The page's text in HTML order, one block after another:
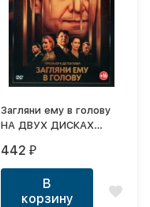
Загляни ему в голову
НА ДВУХ ДИСКАХ
версия, 16 серий)
442 ₽
В
корзину